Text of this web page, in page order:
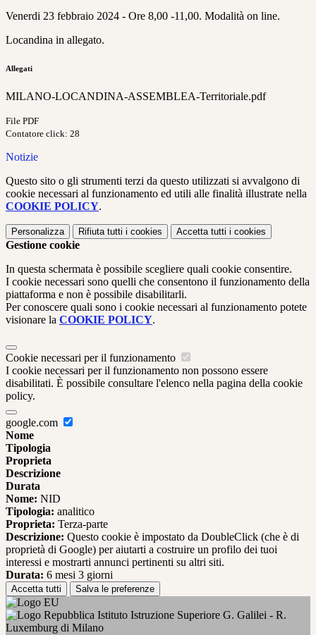
Venerdi 23 febbraio 2024 - Ore 8,00 -11,00. Modalità on line.
Locandina in allegato.
Allegati
MILANO-LOCANDINA-ASSEMBLEA-Territoriale.pdf
File PDF
Contatore click: 28
Notizie
Questo sito o gli strumenti terzi da questo utilizzati si avvalgono di
cookie necessari al funzionamento ed utili alle finalità illustrate nella
COOKIE POLICY.
Personalizza Rifiuta tutti i cookies Accetta tutti i cookies
Gestione cookie
In questa schermata è possibile scegliere quali cookie consentire.
I cookie necessari sono quelli che consentono il funzionamento della
piattaforma e non è possibile disabilitarli.
Per conoscere quali sono i cookie necessari al funzionamento potete
visionare la COOKIE POLICY.
Cookie necessari per il funzionamento
I cookie necessari per il funzionamento non possono essere
disabilitati. È possibile consultare l'elenco nella pagina della cookie
policy.
google.com
Nome
Tipologia
Proprieta
Descrizione
Durata
Nome: NID
Tipologia: analitico
Proprieta: Terza-parte
Descrizione: Questo cookie è impostato da DoubleClick (che è di
proprietà di Google) per aiutarti a costruire un profilo dei tuoi
interessi e mostrarti annunci pertinenti su altri siti.
Durata: 6 mesi 3 giorni
Accetta tutti Salva le preferenze
Istituto Istruzione Superiore G. Galilei - R.
Luxemburg di Milano